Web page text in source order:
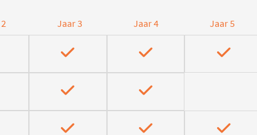
Jaar 3 Jaar 4 Jaar 5